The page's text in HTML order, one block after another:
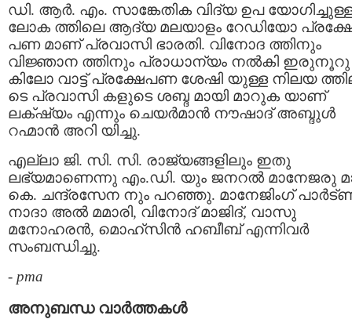
ഡി. ആർ. എം. സാങ്കേതിക വിദ്യ ഉപ
ലോക ത്തിലെ ആദ്യ മലയാളം റേഡിയോ
പണ മാണ് പ്രവാസി ഭാരതി. വിനോദ ത്തിനും
വിജ്ഞാന ത്തിനും പ്രാധാന്യം നൽകി ഇരുനൂറു
കിലോ വാട്ട് പ്രക്ഷേപണ ശേഷി യുള്ള നിലയ
ടെ പ്രവാസി കളുടെ ശബ്ദ മായി മാറുക യാണ്
ലക്‌ഷ്യം എന്നും ചെയർമാൻ നൗഷാദ് അബ്ദുൾ
റഹ്മാൻ അറി യിച്ചു.
എല്ലാ ജി. സി. സി. രാജ്യങ്ങളിലും ഇതു
ലഭ്യമാണെന്നു എം.ഡി. യും ജനറൽ മാനേജരു
കെ. ചന്ദ്രസേന നും പറഞ്ഞു. മാനേജിംഗ്
നാദാ അല്‍ മമാരി, വിനോദ് മാജിദ്, വാസു
മനോഹരന്‍, മൊഹ്‌സിന്‍ ഹബീബ് എന്നിവര്‍
സംബന്ധിച്ചു.
- pma
അനുബന്ധ വാര്‍ത്തകള്‍